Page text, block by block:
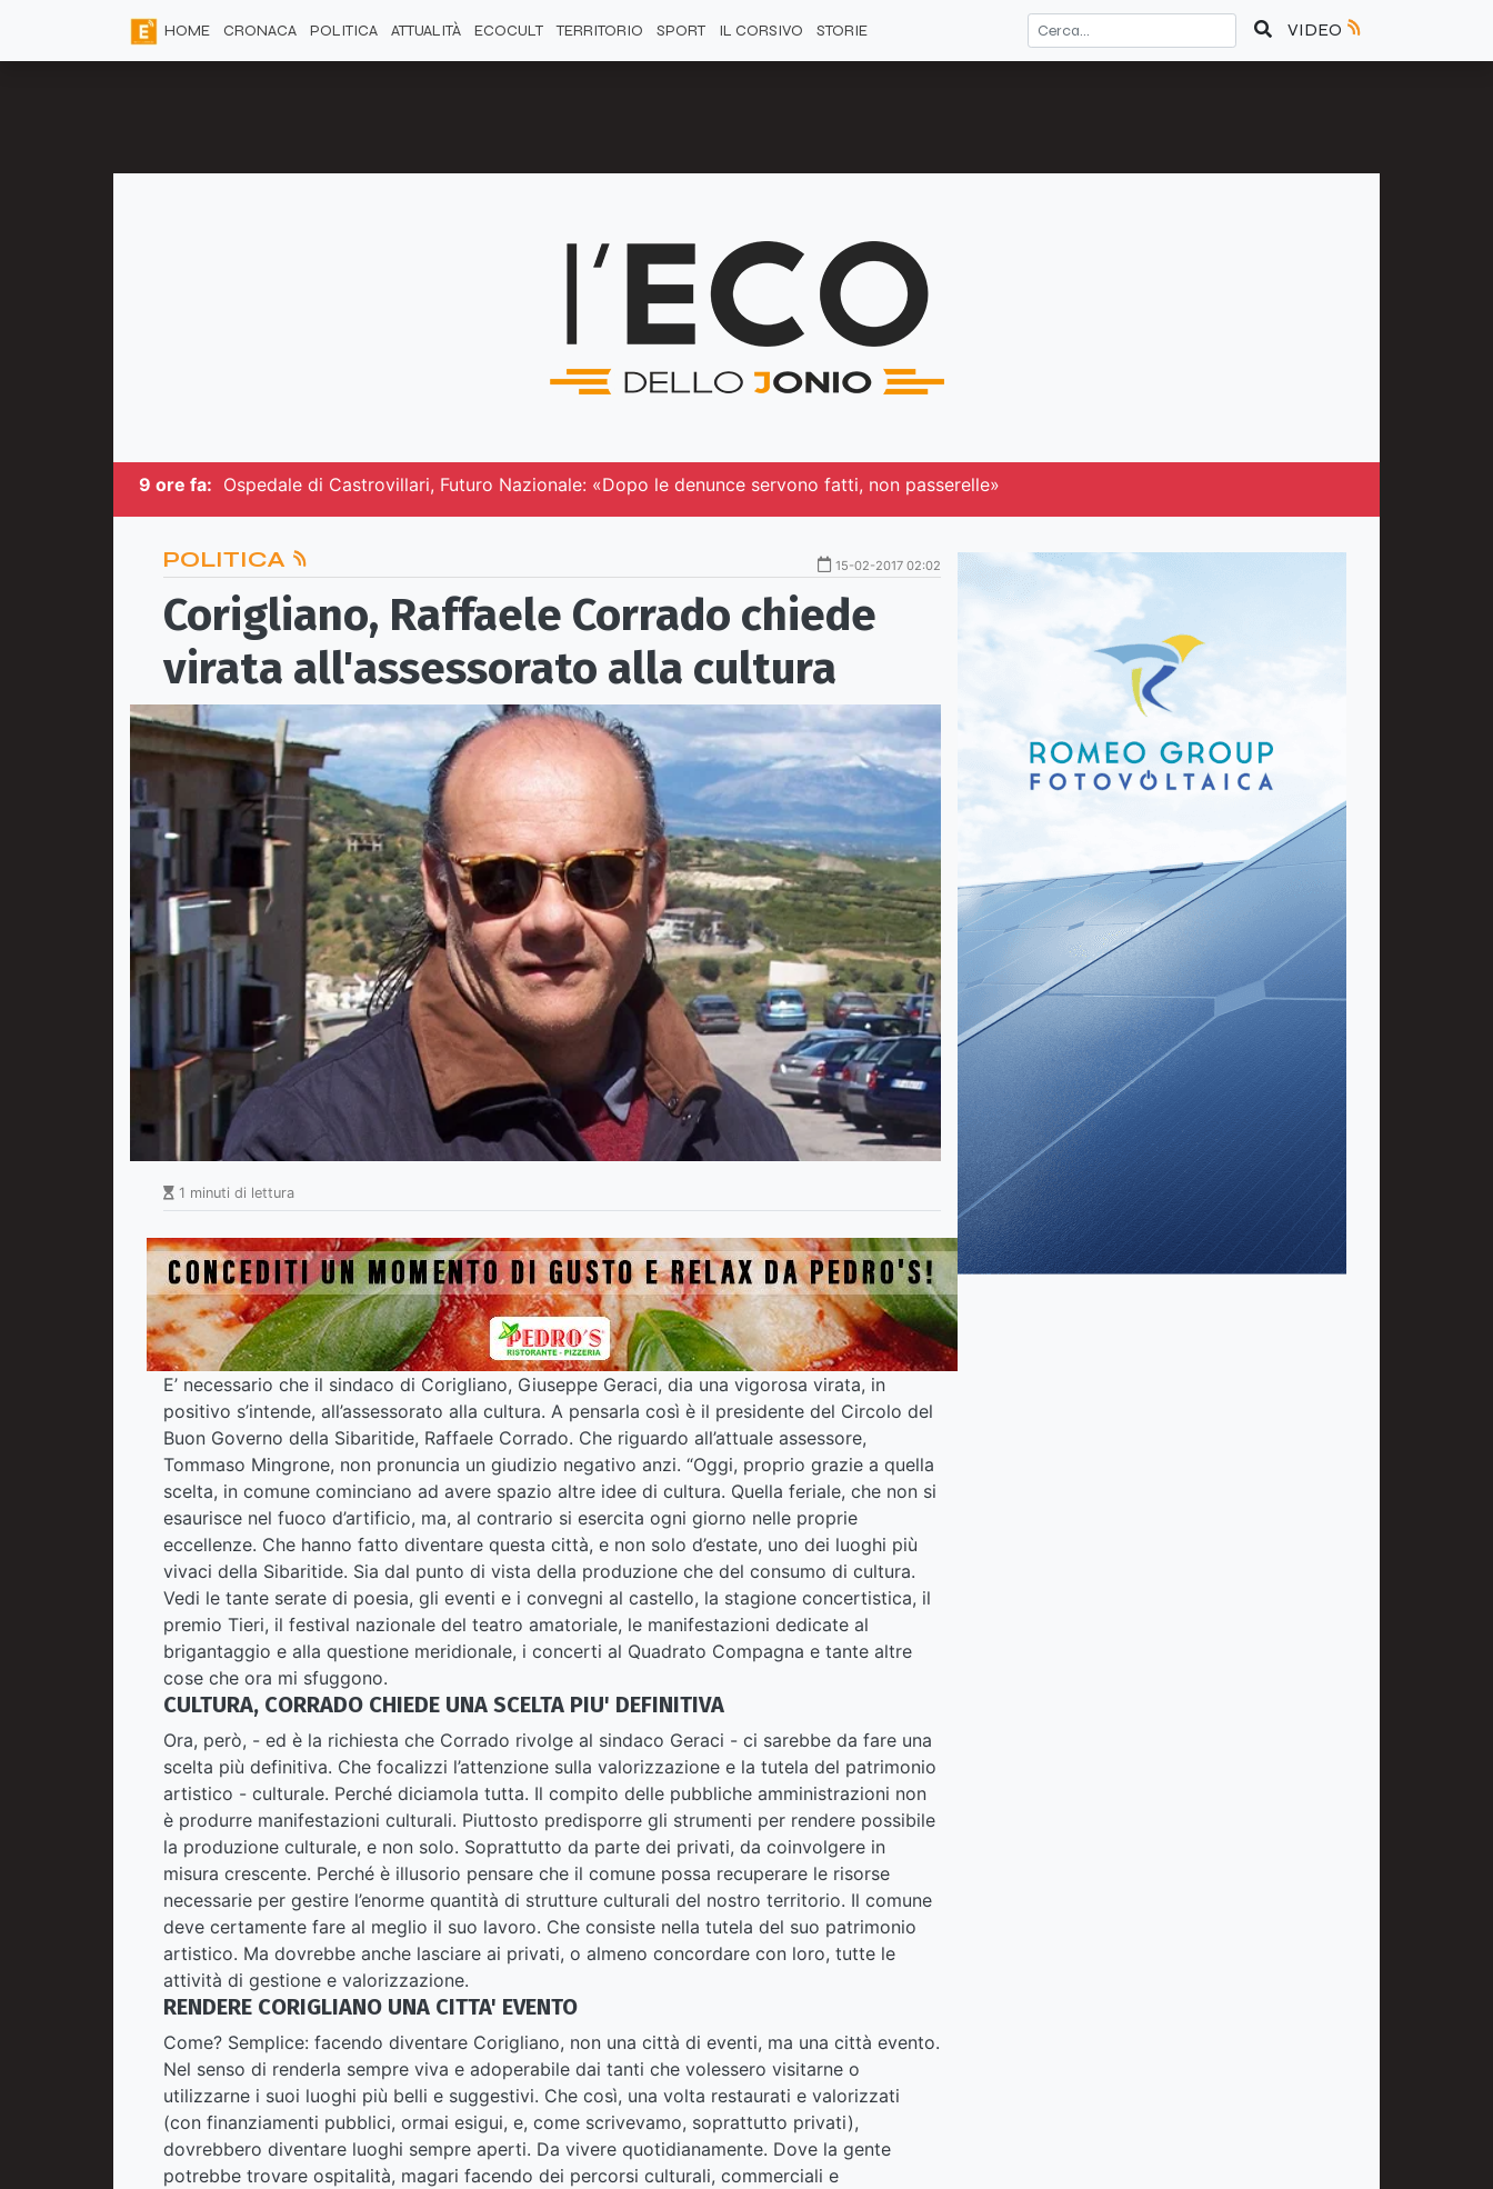
HOME CRONACA POLITICA ATTUALITÀ ECOCULT TERRITORIO SPORT IL CORSIVO STORIE VIDEO
9 ore fa: Ospedale di Castrovillari, Futuro Nazionale: «Dopo le denunce servono fatti, non passerelle»
POLITICA 15-02-2017 02:02
Corigliano, Raffaele Corrado chiede
virata all'assessorato alla cultura
1 minuti di lettura
E’ necessario che il sindaco di Corigliano, Giuseppe Geraci, dia una vigorosa virata, in
positivo s’intende, all’assessorato alla cultura. A pensarla così è il presidente del Circolo del
Buon Governo della Sibaritide, Raffaele Corrado. Che riguardo all’attuale assessore,
Tommaso Mingrone, non pronuncia un giudizio negativo anzi. “Oggi, proprio grazie a quella
scelta, in comune cominciano ad avere spazio altre idee di cultura. Quella feriale, che non si
esaurisce nel fuoco d’artificio, ma, al contrario si esercita ogni giorno nelle proprie
eccellenze. Che hanno fatto diventare questa città, e non solo d’estate, uno dei luoghi più
vivaci della Sibaritide. Sia dal punto di vista della produzione che del consumo di cultura.
Vedi le tante serate di poesia, gli eventi e i convegni al castello, la stagione concertistica, il
premio Tieri, il festival nazionale del teatro amatoriale, le manifestazioni dedicate al
brigantaggio e alla questione meridionale, i concerti al Quadrato Compagna e tante altre
cose che ora mi sfuggono.
CULTURA, CORRADO CHIEDE UNA SCELTA PIU' DEFINITIVA
Ora, però, - ed è la richiesta che Corrado rivolge al sindaco Geraci - ci sarebbe da fare una
scelta più definitiva. Che focalizzi l’attenzione sulla valorizzazione e la tutela del patrimonio
artistico - culturale. Perché diciamola tutta. Il compito delle pubbliche amministrazioni non
è produrre manifestazioni culturali. Piuttosto predisporre gli strumenti per rendere possibile
la produzione culturale, e non solo. Soprattutto da parte dei privati, da coinvolgere in
misura crescente. Perché è illusorio pensare che il comune possa recuperare le risorse
necessarie per gestire l’enorme quantità di strutture culturali del nostro territorio. Il comune
deve certamente fare al meglio il suo lavoro. Che consiste nella tutela del suo patrimonio
artistico. Ma dovrebbe anche lasciare ai privati, o almeno concordare con loro, tutte le
attività di gestione e valorizzazione.
RENDERE CORIGLIANO UNA CITTA' EVENTO
Come? Semplice: facendo diventare Corigliano, non una città di eventi, ma una città evento.
Nel senso di renderla sempre viva e adoperabile dai tanti che volessero visitarne o
utilizzarne i suoi luoghi più belli e suggestivi. Che così, una volta restaurati e valorizzati
(con finanziamenti pubblici, ormai esigui, e, come scrivevamo, soprattutto privati),
dovrebbero diventare luoghi sempre aperti. Da vivere quotidianamente. Dove la gente
potrebbe trovare ospitalità, magari facendo dei percorsi culturali, commerciali e